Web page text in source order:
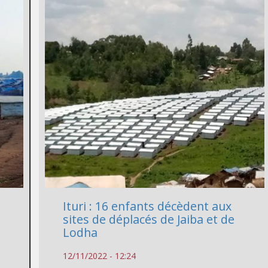
Ituri : 16 enfants décèdent aux
sites de déplacés de Jaiba et de
Lodha
12/11/2022 - 12:24